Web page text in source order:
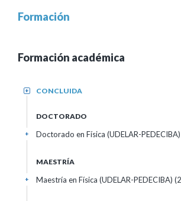
Formación
Formación académica
CONCLUIDA
+
DOCTORADO
Doctorado en Física (UDELAR-
+
MAESTRÍA
Maestría en Física (UDELAR-PEDECIBA)
+